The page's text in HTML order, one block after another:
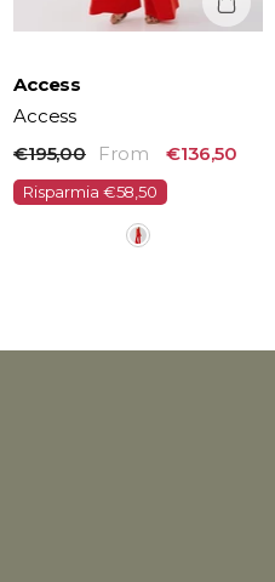
Vendor:
Access
Access
€195,00
From €136,50
Risparmia €58,50